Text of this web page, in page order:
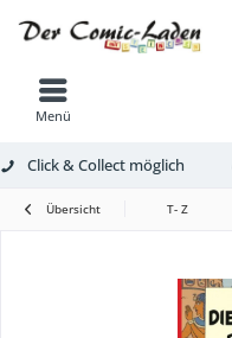
Menü
Click & Collect möglich
Übersicht T- Z